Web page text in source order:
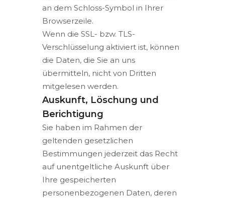
an dem Schloss-Symbol in Ihrer
Browserzeile.
Wenn die SSL- bzw. TLS-
Verschlüsselung aktiviert ist, können
die Daten, die Sie an uns
übermitteln, nicht von Dritten
mitgelesen werden.
Auskunft, Löschung und
Berichtigung
Sie haben im Rahmen der
geltenden gesetzlichen
Bestimmungen jederzeit das Recht
auf unentgeltliche Auskunft über
Ihre gespeicherten
personenbezogenen Daten, deren